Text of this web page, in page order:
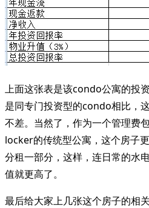
上面这张表是该condo公寓的投
是同专门投资型的condo相比，
不差。当然了，作为一个管理费
locker的传统型公寓，这个房子
分租一部分，这样，连日常的水
值就更高了。
最后给大家上几张这个房子的相